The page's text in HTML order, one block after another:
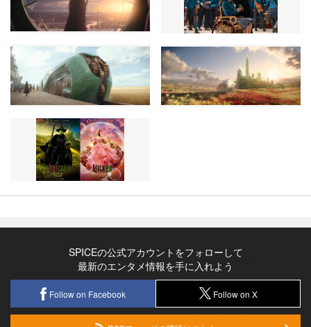
SPICEの公式アカウントをフォローして
最新のエンタメ情報を手に入れよう
Follow on Facebook Follow on X